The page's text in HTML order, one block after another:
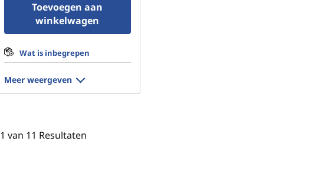
Toevoegen aan
winkelwagen
Wat is inbegrepen
Meer weergeven
van 11 Resultaten